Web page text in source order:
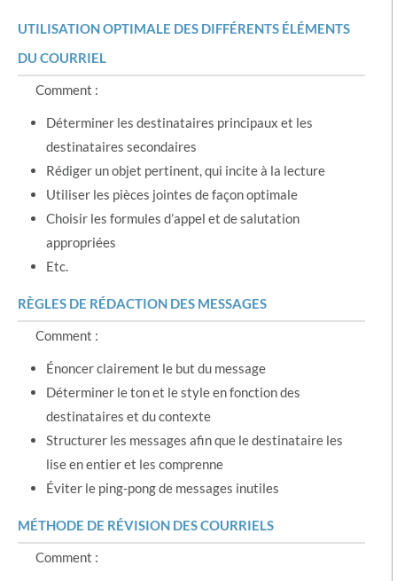
UTILISATION OPTIMALE DES DIFFÉRENTS ÉLÉMENTS
DU COURRIEL
Comment :
Déterminer les destinataires principaux et les
destinataires secondaires
Rédiger un objet pertinent, qui incite à la lecture
Utiliser les pièces jointes de façon optimale
Choisir les formules d’appel et de salutation
appropriées
Etc.
RÈGLES DE RÉDACTION DES MESSAGES
Comment :
Énoncer clairement le but du message
Déterminer le ton et le style en fonction des
destinataires et du contexte
Structurer les messages afin que le destinataire les
lise en entier et les comprenne
Éviter le ping-pong de messages inutiles
MÉTHODE DE RÉVISION DES COURRIELS
Comment :